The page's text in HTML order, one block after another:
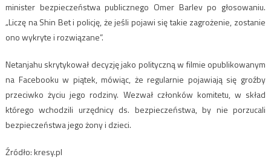
minister bezpieczeństwa publicznego Omer Barlev po głosowaniu.
„Liczę na Shin Bet i policję, że jeśli pojawi się takie zagrożenie, zostanie
ono wykryte i rozwiązane”.
Netanjahu skrytykował decyzję jako polityczną w filmie opublikowanym
na Facebooku w piątek, mówiąc, że regularnie pojawiają się groźby
przeciwko życiu jego rodziny. Wezwał członków komitetu, w skład
którego wchodzili urzędnicy ds. bezpieczeństwa, by nie porzucali
bezpieczeństwa jego żony i dzieci.
Źródło: kresy.pl